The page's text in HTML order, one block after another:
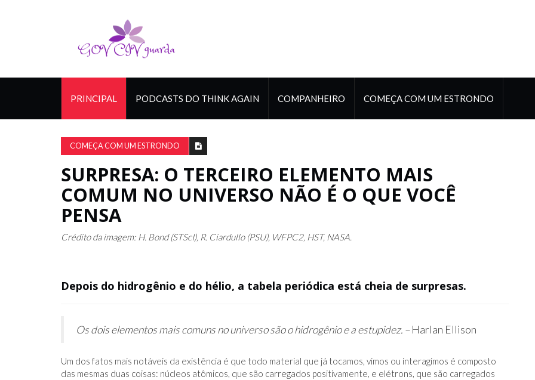
PRINCIPAL PODCASTS DO THINK AGAIN COMPANHEIRO COMEÇA COM UM ESTRONDO
COMEÇA COM UM ESTRONDO
SURPRESA: O TERCEIRO ELEMENTO MAIS
COMUM NO UNIVERSO NÃO É O QUE VOCÊ
PENSA
Crédito da imagem: H. Bond (STScI), R. Ciardullo (PSU), WFPC2, HST, NASA.
Depois do hidrogênio e do hélio, a tabela periódica está cheia de surpresas.
Os dois elementos mais comuns no universo são o hidrogênio e a estupidez. –Harlan Ellison
Um dos fatos mais notáveis ​​da existência é que todo material que já tocamos, vimos ou interagimos é composto
das mesmas duas coisas: núcleos atômicos, que são carregados positivamente, e elétrons, que são carregados